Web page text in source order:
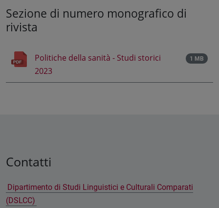
Sezione di numero monografico di
rivista
Politiche della sanità - Studi storici
2023
1 MB
Contatti
Dipartimento di Studi Linguistici e Culturali Comparati
(DSLCC)